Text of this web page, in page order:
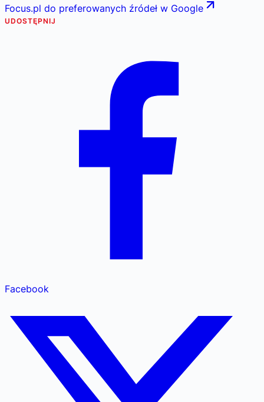
Focus.pl do preferowanych źródeł w Google
UDOSTĘPNIJ
Facebook